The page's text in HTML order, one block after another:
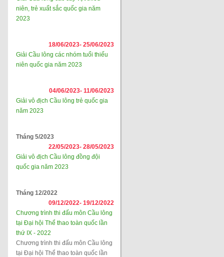
niên, trẻ xuất sắc quốc gia năm
2023
18/06/2023- 25/06/2023
Giải Cầu lông các nhóm tuổi thiếu
niên quốc gia năm 2023
04/06/2023- 11/06/2023
Giải vô địch Cầu lông trẻ quốc gia
năm 2023
Tháng 5/2023
22/05/2023- 28/05/2023
Giải vô địch Cầu lông đồng đội
quốc gia năm 2023
Tháng 12/2022
09/12/2022- 19/12/2022
Chương trình thi đấu môn Cầu lông
tại Đại hội Thể thao toàn quốc lần
thứ IX - 2022
Chương trình thi đấu môn Cầu lông
tại Đại hội Thể thao toàn quốc lần